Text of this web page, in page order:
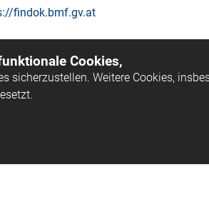
findok.bmf.gv.at
Cookies,
Weitere Cookies,